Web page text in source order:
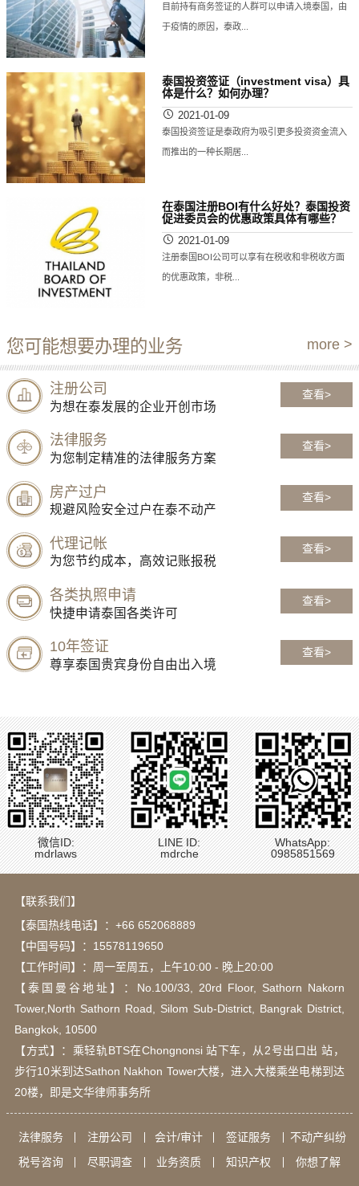
目前持有商务签证的人群可以申请入境泰国，由
于疫情的原因，泰政...
泰国投资签证（investment visa）具
体是什么？如何办理？
2021-01-09
泰国投资签证是泰政府为吸引更多投资资金流入
而推出的一种长期居...
在泰国注册BOI有什么好处？泰国投资
促进委员会的优惠政策具体有哪些？
2021-01-09
注册泰国BOI公司可以享有在税收和非税收方面
的优惠政策，非税...
您可能想要办理的业务 more >
注册公司
为想在泰发展的企业开创市场
查看>
法律服务
为您制定精准的法律服务方案
查看>
房产过户
规避风险安全过户在泰不动产
查看>
代理记帐
为您节约成本，高效记账报税
查看>
各类执照申请
快捷申请泰国各类许可
查看>
10年签证
尊享泰国贵宾身份自由出入境
查看>
微信ID:
mdrlaws
LINE ID:
mdrche
WhatsApp:
0985851569
【联系我们】
【泰国热线电话】： +66 652068889
【中国号码】：15578119650
【工作时间】：周一至周五，上午10:00 - 晚上20:00
【泰国曼谷地址】：Νο.100/33, 20rd Floor, Sathorn Nakorn
Tower,North Sathorn Road, Silom Sub-District, Bangrak District,
Bangkok, 10500
【方式】：乘轻轨BTS在Chongnonsi 站下车，从2号出口出 站，
步行10米到达Sathon Nakhon Tower大楼，进入大楼乘坐电梯到达
20楼，即是文华律师事务所
法律服务 注册公司 会计/审计 签证服务
不动产纠纷
税号咨询
尽职调查 业务资质 知识产权 你想了解